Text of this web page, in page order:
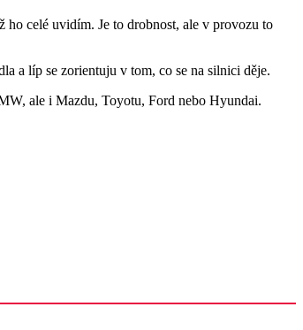
ho celé uvidím. Je to drobnost, ale v provozu to
a líp se zorientuju v tom, co se na silnici děje.
ale i Mazdu, Toyotu, Ford nebo Hyundai.